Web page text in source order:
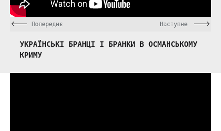
Наступне
Попереднє
УКРАЇНСЬКІ БРАНЦІ І БРАНКИ В ОСМАНСЬКОМУ
КРИМУ